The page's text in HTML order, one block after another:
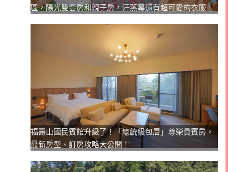
區，陽光雙套房和親子房，汗蒸幕還有超可愛的衣服！
福壽山國民賓館升級了！「總統級包層」尊榮貴賓房，
最新房型、訂房攻略大公開！